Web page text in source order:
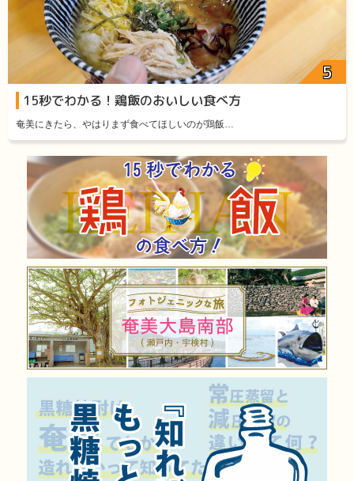
15秒でわかる！鶏飯のおいしい食べ方
奄美にきたら、やはりまず食べてほしいのが鶏飯…